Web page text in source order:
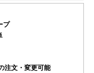
プ
注文・変更可能